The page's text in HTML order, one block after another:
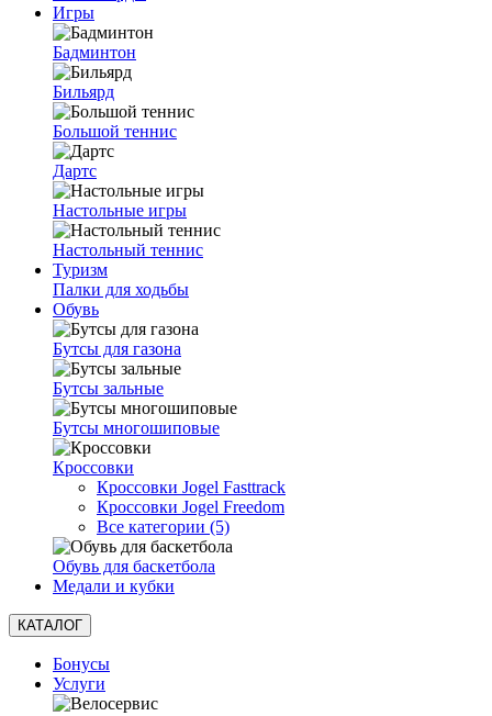
Игры
Бадминтон
Бильярд
Большой теннис
Дартс
Настольные игры
Настольный теннис
Туризм
Палки для ходьбы
Обувь
Бутсы для газона
Бутсы зальные
Бутсы многошиповые
Кроссовки
Кроссовки Jogel Fasttrack
Кроссовки Jogel Freedom
Все категории (5)
Обувь для баскетбола
Медали и кубки
КАТАЛОГ
Бонусы
Услуги